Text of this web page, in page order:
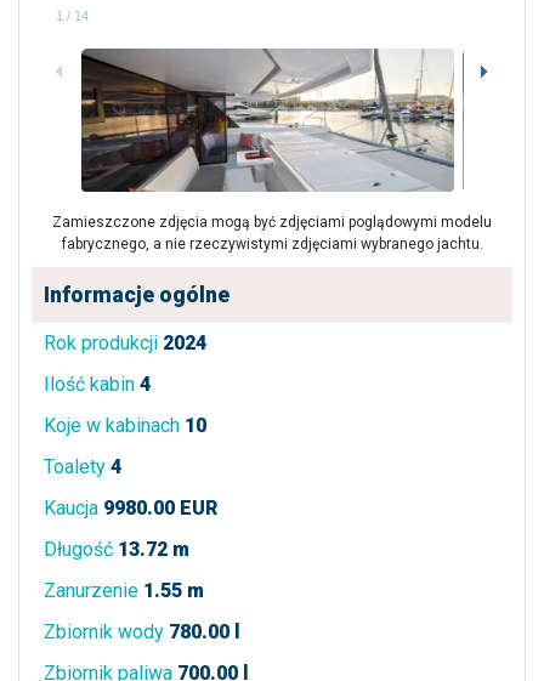
1 / 14
Zamieszczone zdjęcia mogą być zdjęciami poglądowymi modelu
fabrycznego, a nie rzeczywistymi zdjęciami wybranego jachtu.
Informacje ogólne
Rok produkcji 2024
Ilość kabin 4
Koje w kabinach 10
Toalety 4
Kaucja 9980.00 EUR
Długość 13.72 m
Zanurzenie 1.55 m
Zbiornik wody 780.00 l
Zbiornik paliwa 700.00 l